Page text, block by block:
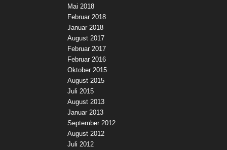
Mai 2018
Februar 2018
Januar 2018
August 2017
Februar 2017
Februar 2016
Oktober 2015
August 2015
Juli 2015
August 2013
Januar 2013
September 2012
August 2012
Juli 2012